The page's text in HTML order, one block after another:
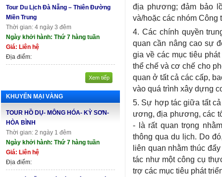
Tour Du Lịch Đà Nẵng – Thiên Đường
Miền Trung
Thời gian: 4 ngày 3 đêm
Ngày khởi hành: Thứ 7 hàng tuần
Giá: Liên hệ
Địa điểm:
Xem tiếp
KHUYẾN MẠI VÀNG
TOUR HỒ DỤ- MÔNG HÓA- KỲ SƠN-
HÒA BÌNH
Thời gian: 2 ngày 1 đêm
Ngày khởi hành: Thứ 7 hàng tuần
Giá: Liên hệ
Địa điểm:
địa phương; đảm bảo
và/hoặc các nhóm Công
4. Các chính quyền
quan cần nâng cao sự
gia về các mục tiêu
thể chế và cơ chế cho
quan ở tất cả các cấp,
vào quá trình xây dựng
5. Sự hợp tác giữa tất
ương, địa phương, các
- là rất quan trọng
thông qua du lịch. Do
liên quan nhằm thúc
tác như một công cụ
trợ các mục tiêu phát